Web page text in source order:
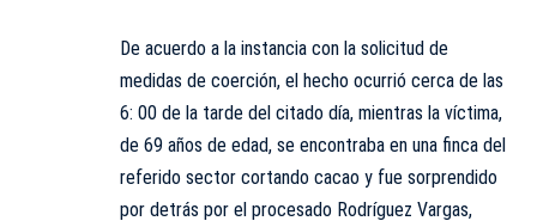
De acuerdo a la instancia con la solicitud de
medidas de coerción, el hecho ocurrió cerca de las
6: 00 de la tarde del citado día, mientras la víctima,
de 69 años de edad, se encontraba en una finca del
referido sector cortando cacao y fue sorprendido
por detrás por el procesado Rodríguez Vargas,